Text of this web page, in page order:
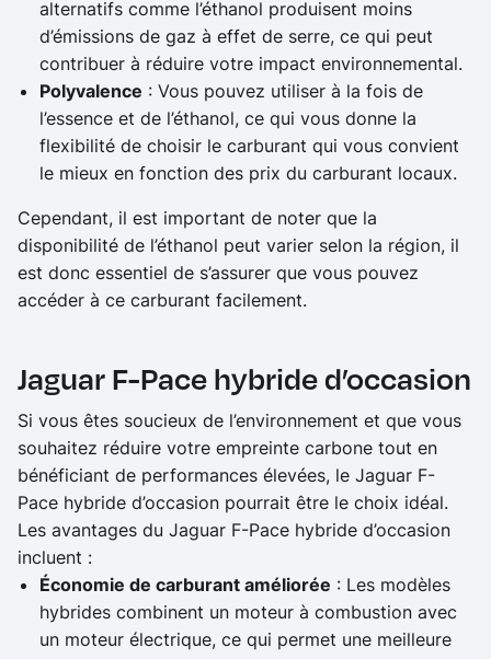
alternatifs comme l’éthanol produisent moins
d’émissions de gaz à effet de serre, ce qui peut
contribuer à réduire votre impact environnemental.
Polyvalence : Vous pouvez utiliser à la fois de
l’essence et de l’éthanol, ce qui vous donne la
flexibilité de choisir le carburant qui vous convient
le mieux en fonction des prix du carburant locaux.
Cependant, il est important de noter que la
disponibilité de l’éthanol peut varier selon la région, il
est donc essentiel de s’assurer que vous pouvez
accéder à ce carburant facilement.
Jaguar F-Pace hybride d’occasion
Si vous êtes soucieux de l’environnement et que vous
souhaitez réduire votre empreinte carbone tout en
bénéficiant de performances élevées, le Jaguar F-
Pace hybride d’occasion pourrait être le choix idéal.
Les avantages du Jaguar F-Pace hybride d’occasion
incluent :
Économie de carburant améliorée : Les modèles
hybrides combinent un moteur à combustion avec
un moteur électrique, ce qui permet une meilleure